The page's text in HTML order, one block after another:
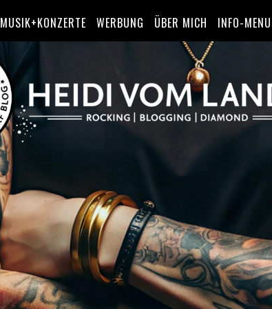
MUSIK+KONZERTE WERBUNG ÜBER MICH INFO-